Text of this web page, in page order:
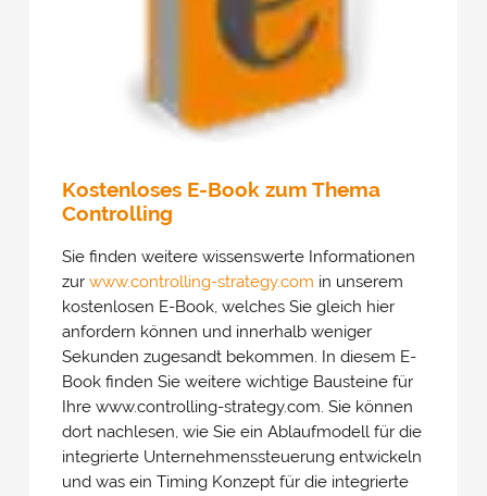
Kostenloses E-Book zum Thema
Controlling
Sie finden weitere wissenswerte Informationen
zurwww.controlling-strategy.com in unserem
kostenlosen E-Book, welches Sie gleich hier
anfordern können und innerhalb weniger
Sekunden zugesandt bekommen. In diesem E-
Book finden Sie weitere wichtige Bausteine für
Ihre www.controlling-strategy.com. Sie können
dort nachlesen, wie Sie ein Ablaufmodell für die
integrierte Unternehmenssteuerung entwickeln
und was ein Timing Konzept für die integrierte
Anbieter übertragen und Cookies gesetzt. Über Ihre
Zustimmung würden wir uns freuen. Vielen Dank.